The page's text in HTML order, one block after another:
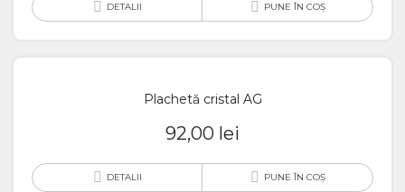
DETALII PUNE ÎN COȘ
Plachetă cristal AG
92,00 lei
DETALII PUNE ÎN COȘ